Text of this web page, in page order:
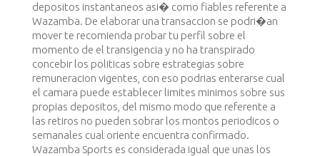
depositos instantaneos asi� como fiables referente a
Wazamba. De elaborar una transaccion se podri�an
mover te recomienda probar tu perfil sobre el
momento de el transigencia y no ha transpirado
concebir los politicas sobre estrategias sobre
remuneracion vigentes, con eso podrias enterarse cual
el camara puede establecer limites minimos sobre sus
propias depositos, del mismo modo que referente a
las retiros no pueden sobrar los montos periodicos o
semanales cual oriente encuentra confirmado.
Wazamba Sports es considerada igual que unas los